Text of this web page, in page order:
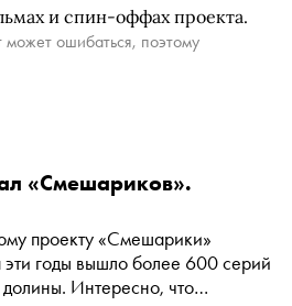
и спин-оффах проекта.
может ошибаться, поэтому
«Смешариков».
проекту «Смешарики»
эти годы вышло более 600 серий
Интересно, что